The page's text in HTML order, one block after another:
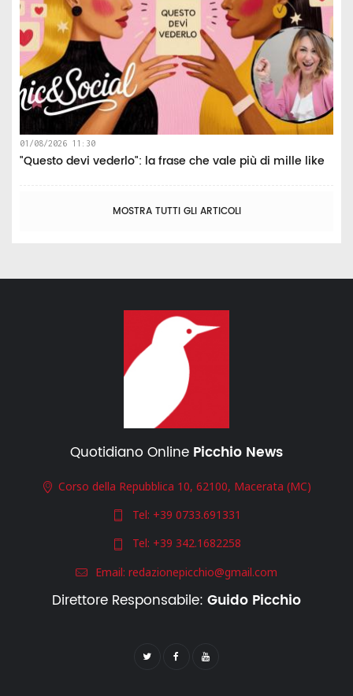
01/08/2026 11:30
"Questo devi vederlo": la frase che vale più di mille like
MOSTRA TUTTI GLI ARTICOLI
Quotidiano Online Picchio News
Corso della Repubblica 10, 62100, Macerata (MC)
Tel: +39 0733.691331
Tel: +39 342.1682258
Email: redazionepicchio@gmail.com
Direttore Responsabile: Guido Picchio